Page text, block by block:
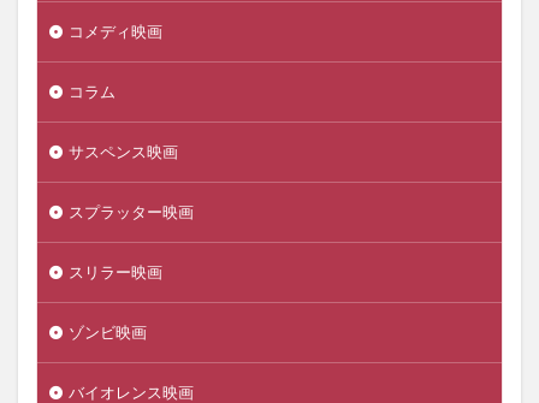
コメディ映画
コラム
サスペンス映画
スプラッター映画
スリラー映画
ゾンビ映画
バイオレンス映画